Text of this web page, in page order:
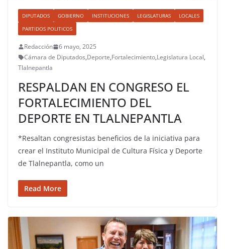
DIPUTADOS GOBIERNO INSTITUCIONES LEGISLATURAS
LOCALES
PARTIDOS POLITICOS
Redacción
6 mayo, 2025
Cámara de Diputados,Deporte,Fortalecimiento,Legislatura Local,
Tlalnepantla
RESPALDAN EN CONGRESO EL
FORTALECIMIENTO DEL
DEPORTE EN TLALNEPANTLA
*Resaltan congresistas beneficios de la iniciativa para
crear el Instituto Municipal de Cultura Física y Deporte
de Tlalnepantla, como un
Read More